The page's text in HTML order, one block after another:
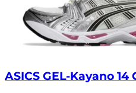
ASICS GEL-Kayano